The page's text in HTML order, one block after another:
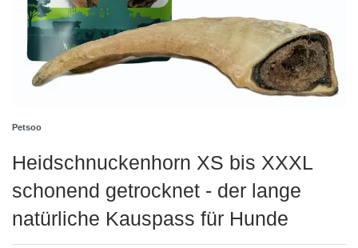
Petsoo
Heidschnuckenhorn XS bis XXXL
schonend getrocknet - der lange
natürliche Kauspass für Hunde